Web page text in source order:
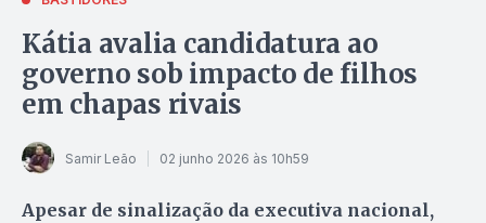
Kátia avalia candidatura ao
governo sob impacto de filhos
em chapas rivais
Samir Leão 02 junho 2026 às 10h59
Apesar de sinalização da executiva nacional,